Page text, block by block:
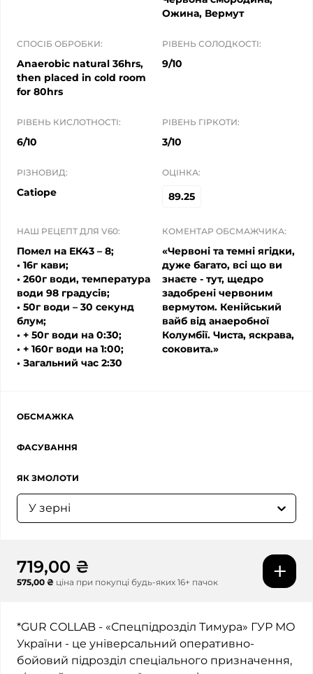
Ожина, Вермут
СПОСІБ ОБРОБКИ:
Anaerobic natural 36hrs,
then placed in cold room
for 80hrs
РІВЕНЬ СОЛОДКОСТІ:
9/10
РІВЕНЬ КИСЛОТНОСТІ:
6/10
РІВЕНЬ ГІРКОТИ:
3/10
РІЗНОВИД:
Catiope
ОЦІНКА:
89.25
НАШ РЕЦЕПТ ДЛЯ V60:
Помел на ЕК43 – 8;
• 16г кави;
• 260г води, температура
води 98 градусів;
• 50г води – 30 секунд
блум;
• + 50г води на 0:30;
• + 160г води на 1:00;
• Загальний час 2:30
КОМЕНТАР ОБСМАЖЧИКА:
«Червоні та темні ягідки,
дуже багато, всі що ви
знаєте - тут, щедро
задобрені червоним
вермутом. Кенійський
вайб від анаеробної
Колумбії. Чиста, яскрава,
соковита.»
ОБСМАЖКА
ФАСУВАННЯ
ЯК ЗМОЛОТИ
У зерні
719,00 ₴
575,00 ₴ ціна при покупці будь-яких 16+ пачок
*GUR COLLAB - «Спецпідрозділ Тимура» ГУР МО
України - це універсальний оперативно-
бойовий підрозділ спеціального призначення,